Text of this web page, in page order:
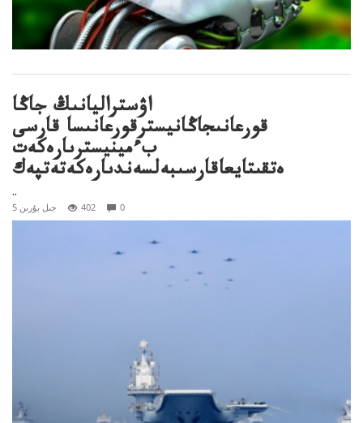
اۋستراليانىڭ جاڭا
قورعانىجاڭانيسترقورعانىسا قارسى
بءمينيسترىارەكەت
ەتقىتايعاقارسىبەلسەندىارەكەتەتپەك
..
5 جىل بۇرىن 402 0